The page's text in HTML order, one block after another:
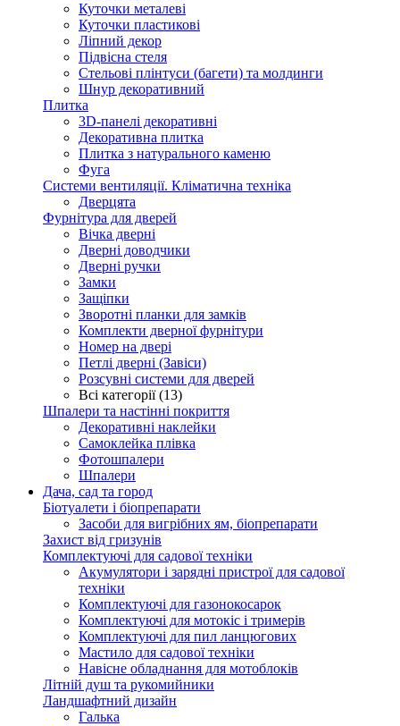
Куточки металеві
Куточки пластикові
Ліпний декор
Підвісна стеля
Стельові плінтуси (багети) та молдинги
Шнур декоративний
Плитка
3D-панелі декоративні
Декоративна плитка
Плитка з натурального каменю
Фуга
Системи вентиляції. Кліматична техніка
Дверцята
Фурнітура для дверей
Вічка дверні
Дверні доводчики
Дверні ручки
Замки
Защіпки
Зворотні планки для замків
Комплекти дверної фурнітури
Номер на двері
Петлі дверні (Завіси)
Розсувні системи для дверей
Всі категорії (13)
Шпалери та настінні покриття
Декоративні наклейки
Самоклейка плівка
Фотошпалери
Шпалери
Дача, сад та город
Біотуалети і біопрепарати
Засоби для вигрібних ям, біопрепарати
Захист від гризунів
Комплектуючі для садової техніки
Акумулятори і зарядні пристрої для садової
техніки
Комплектуючі для газонокосарок
Комплектуючі для мотокіс і тримерів
Комплектуючі для пил ланцюгових
Мастило для садової техніки
Навісне обладнання для мотоблоків
Літній душ та рукомийники
Ландшафтний дизайн
Галька